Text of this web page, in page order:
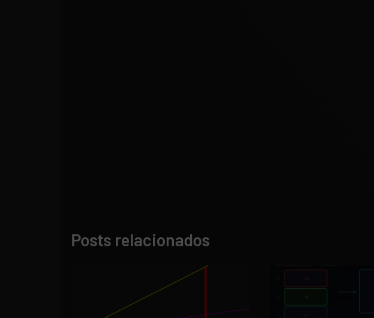
Posts relacionados